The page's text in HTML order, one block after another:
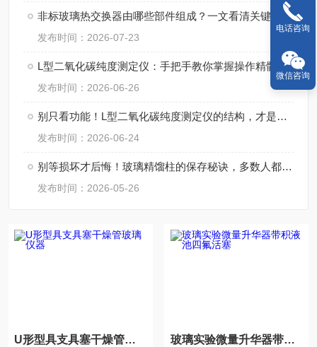
非标玻璃热交换器由哪些部件组成？一文看清关键构造
发布时间：2026-07-23
L型二氧化碳纯度测定仪：手把手教你掌握操作精髓，轻松搞定精准检测！
发布时间：2026-06-26
别只看功能！L型二氧化碳纯度测定仪的结构，才是精准检测的“隐形底气”
发布时间：2026-06-24
别等损坏才后悔！玻璃精馏柱的保存秘诀，多数人都忽略了
发布时间：2026-05-26
U形型具支具塞干燥管玻璃仪器 玻璃实验微量升华器带积液池四氟活塞
电话咨询
微信咨询